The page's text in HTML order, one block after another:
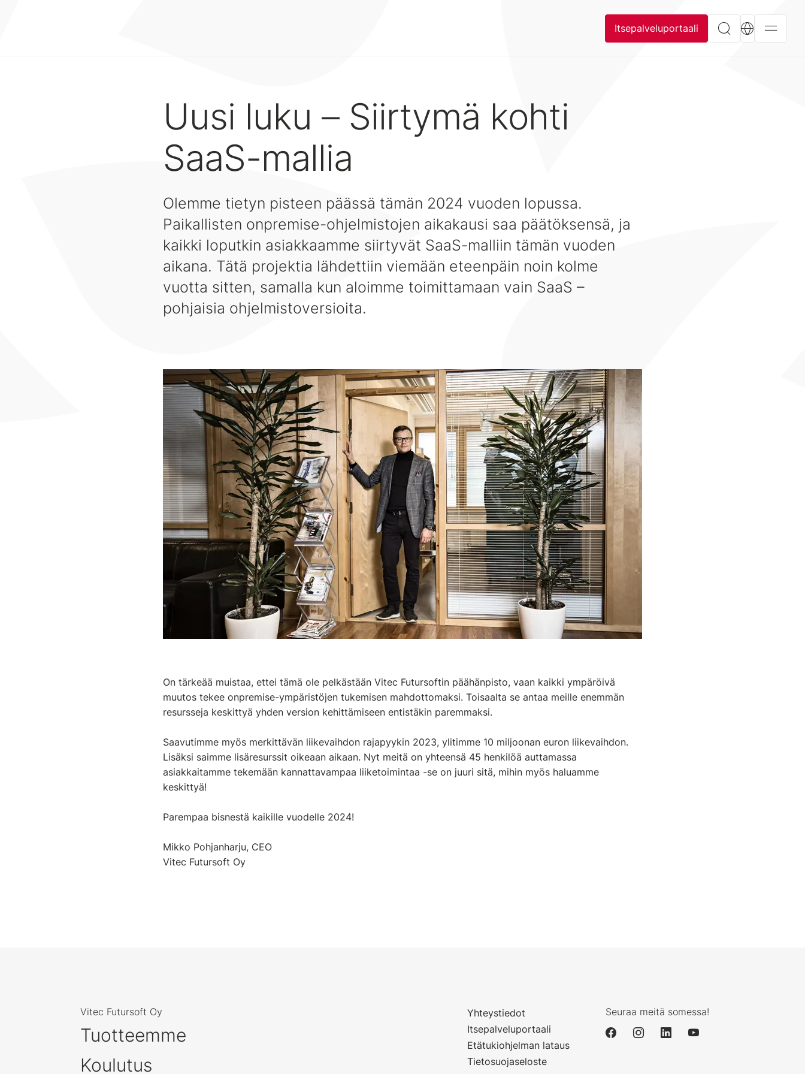
Itsepalveluportaali
Uusi luku – Siirtymä kohti
SaaS-mallia
Olemme tietyn pisteen päässä tämän 2024 vuoden lopussa.
Paikallisten onpremise-ohjelmistojen aikakausi saa päätöksensä, ja
kaikki loputkin asiakkaamme siirtyvät SaaS-malliin tämän vuoden
aikana. Tätä projektia lähdettiin viemään eteenpäin noin kolme
vuotta sitten, samalla kun aloimme toimittamaan vain SaaS –
pohjaisia ohjelmistoversioita.
On tärkeää muistaa, ettei tämä ole pelkästään Vitec Futursoftin päähänpisto, vaan kaikki ympäröivä
muutos tekee onpremise-ympäristöjen tukemisen mahdottomaksi. Toisaalta se antaa meille enemmän
resursseja keskittyä yhden version kehittämiseen entistäkin paremmaksi.
Saavutimme myös merkittävän liikevaihdon rajapyykin 2023, ylitimme 10 miljoonan euron liikevaihdon.
Lisäksi saimme lisäresurssit oikeaan aikaan. Nyt meitä on yhteensä 45 henkilöä auttamassa
asiakkaitamme tekemään kannattavampaa liiketoimintaa -se on juuri sitä, mihin myös haluamme
keskittyä!
Parempaa bisnestä kaikille vuodelle 2024!
Mikko Pohjanharju, CEO
Vitec Futursoft Oy
Vitec Futursoft Oy
Tuotteemme
Koulutus
Yhteystiedot
Itsepalveluportaali
Etätukiohjelman lataus
Tietosuojaseloste
Seuraa meitä somessa!